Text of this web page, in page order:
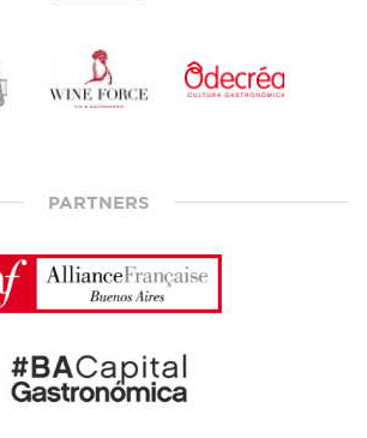
PARTNERS